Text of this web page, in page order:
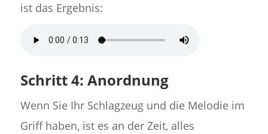
ist das Ergebnis:
Schritt 4: Anordnung
Wenn Sie Ihr Schlagzeug und die Melodie im
Griff haben, ist es an der Zeit, alles